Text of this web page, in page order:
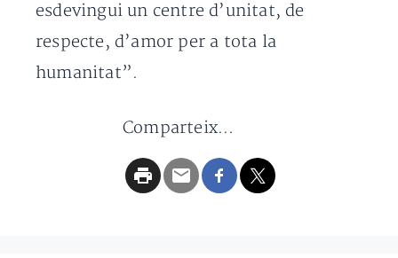
esdevingui un centre d’unitat, de
respecte, d’amor per a tota la
humanitat”.
Comparteix...